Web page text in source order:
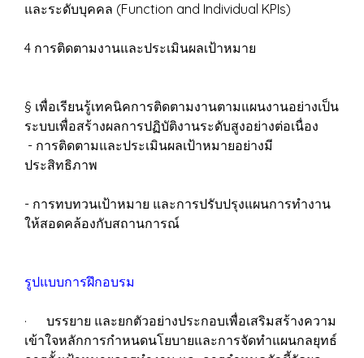
และระดับบุคคล (Function and Individual KPIs)
4 การติดตามงานและประเมินผลเป้าหมาย
§ เพื่อเรียนรู้เทคนิคการติดตามงานตามแผนงานอย่างเป็น
ระบบเพื่อสร้างผลการปฏิบัติงานระดับสูงอย่างต่อเนื่อง
- การติดตามและประเมินผลเป้าหมายอย่างมี
ประสิทธิภาพ
- การทบทวนเป้าหมาย และการปรับปรุงแผนการทำงาน
ให้สอดคล้องกับสถานการณ์
รูปแบบการฝึกอบรม
· บรรยาย และยกตัวอย่างประกอบเพื่อเสริมสร้างความ
เข้าใจหลักการกำหนดนโยบายและการจัดทำแผนกลยุทธ์